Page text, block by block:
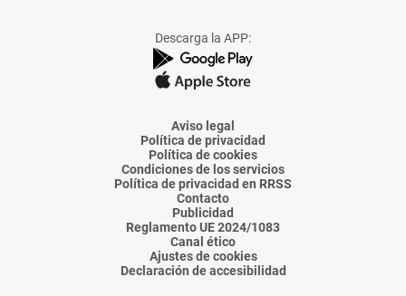
de
La
Voz
Almería
de
La
Voz
Almería
de
La
Voz
Almería
de
La
Voz
Almería
de
La
Voz
Descarga la APP:
Aviso legal
Política de privacidad
Política de cookies
Condiciones de los servicios
Política de privacidad en RRSS
Contacto
Publicidad
Reglamento UE 2024/1083
Canal ético
Ajustes de cookies
Declaración de accesibilidad